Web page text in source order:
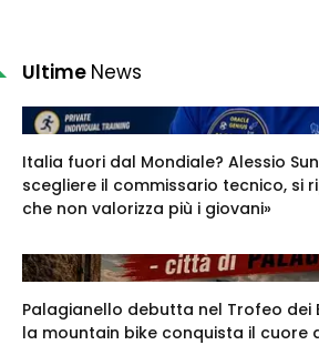
Ultime News
Italia fuori dal Mondiale? Alessio
scegliere il commissario tecnico, si
che non valorizza più i giovani»
Palagianello debutta nel Trofeo dei
la mountain bike conquista il cuore